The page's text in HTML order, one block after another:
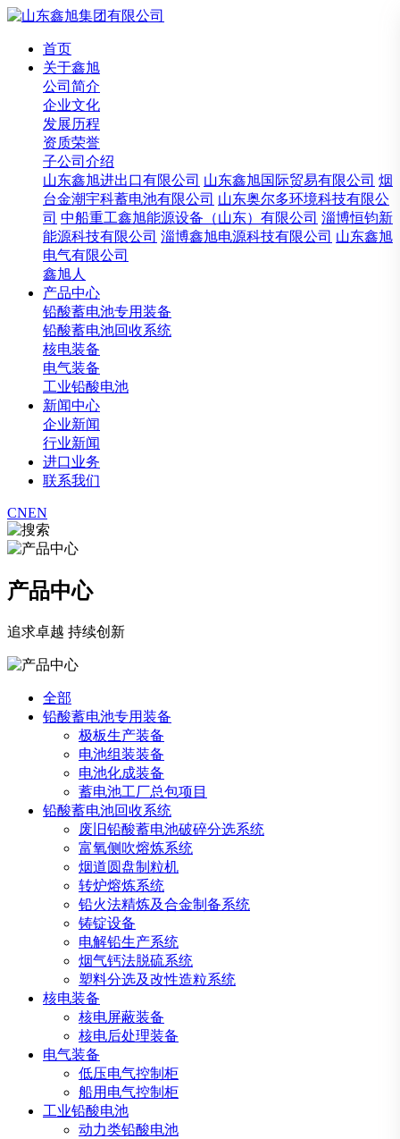
首页
关于鑫旭
公司简介
企业文化
发展历程
资质荣誉
子公司介绍
山东鑫旭进出口有限公司 山东鑫旭国际贸易有限公司 烟
台金潮宇科蓄电池有限公司 山东奥尔多环境科技有限公
司 中船重工鑫旭能源设备（山东）有限公司 淄博恒钧新
能源科技有限公司 淄博鑫旭电源科技有限公司 山东鑫旭
电气有限公司
鑫旭人
产品中心
铅酸蓄电池专用装备
铅酸蓄电池回收系统
核电装备
电气装备
工业铅酸电池
新闻中心
企业新闻
行业新闻
进口业务
联系我们
CNEN
产品中心
追求卓越 持续创新
全部
铅酸蓄电池专用装备
极板生产装备
电池组装装备
电池化成装备
蓄电池工厂总包项目
铅酸蓄电池回收系统
废旧铅酸蓄电池破碎分选系统
富氧侧吹熔炼系统
烟道圆盘制粒机
转炉熔炼系统
铅火法精炼及合金制备系统
铸锭设备
电解铅生产系统
烟气钙法脱硫系统
塑料分选及改性造粒系统
核电装备
核电屏蔽装备
核电后处理装备
电气装备
低压电气控制柜
船用电气控制柜
工业铅酸电池
动力类铅酸电池